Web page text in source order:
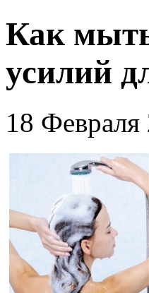
Как
усилий
18 Февраля